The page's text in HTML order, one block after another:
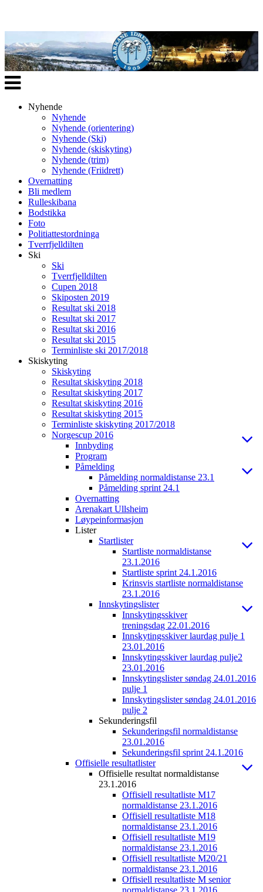
Veksle
navigasjon
Nyhende
Nyhende
Nyhende (orientering)
Nyhende (Ski)
Nyhende (skiskyting)
Nyhende (trim)
Nyhende (Friidrett)
Overnatting
Bli medlem
Rulleskibana
Bodstikka
Foto
Politiattestordninga
Tverrfjelldilten
Ski
Ski
Tverrfjelldilten
Cupen 2018
Skiposten 2019
Resultat ski 2018
Resultat ski 2017
Resultat ski 2016
Resultat ski 2015
Terminliste ski 2017/2018
Skiskyting
Skiskyting
Resultat skiskyting 2018
Resultat skiskyting 2017
Resultat skiskyting 2016
Resultat skiskyting 2015
Terminliste skiskyting 2017/2018
Norgescup 2016
Innbyding
Program
Påmelding
Påmelding normaldistanse 23.1
Påmelding sprint 24.1
Overnatting
Arenakart Ullsheim
Løypeinformasjon
Lister
Startlister
Startliste normaldistanse
23.1.2016
Startliste sprint 24.1.2016
Krinsvis startliste normaldistanse
23.1.2016
Innskytingslister
Innskytingsskiver
treningsdag 22.01.2016
Innskytingsskiver laurdag pulje 1
23.01.2016
Innskytingsskiver laurdag pulje2
23.01.2016
Innskytingslister søndag 24.01.2016
pulje 1
Innskytingslister søndag 24.01.2016
pulje 2
Sekunderingsfil
Sekunderingsfil normaldistanse
23.01.2016
Sekunderingsfil sprint 24.1.2016
Offisielle resultatlister
Offisielle resultat normaldistanse
23.1.2016
Offisiell resultatliste M17
normaldistanse 23.1.2016
Offisiell resultatliste M18
normaldistanse 23.1.2016
Offisiell resultatliste M19
normaldistanse 23.1.2016
Offisiell resultatliste M20/21
normaldistanse 23.1.2016
Offisiell resultatliste M senior
normaldistanse 23.1.2016